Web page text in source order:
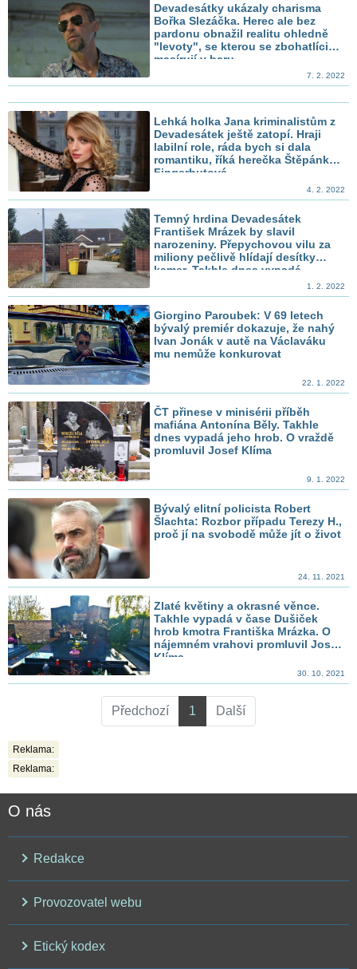
Devadesátky ukázaly charisma
Bořka Slezáčka. Herec ale bez
pardonu obnažil realitu ohledně
"levoty", se kterou se zbohatlíci
masírují v baru
7. 2. 2022
Lehká holka Jana kriminalistům z
Devadesátek ještě zatopí. Hraji
labilní role, ráda bych si dala
romantiku, říká herečka Štěpánka
Fingerhutová
4. 2. 2022
Temný hrdina Devadesátek
František Mrázek by slavil
narozeniny. Přepychovou vilu za
miliony pečlivě hlídají desítky
kamer. Takhle dnes vypadá
1. 2. 2022
Giorgino Paroubek: V 69 letech
bývalý premiér dokazuje, že nahý
Ivan Jonák v autě na Václaváku
mu nemůže konkurovat
22. 1. 2022
ČT přinese v minisérii příběh
mafiána Antonína Běly. Takhle
dnes vypadá jeho hrob. O vraždě
promluvil Josef Klíma
9. 1. 2022
Bývalý elitní policista Robert
Šlachta: Rozbor případu Terezy H.,
proč jí na svobodě může jít o život
24. 11. 2021
Zlaté květiny a okrasné věnce.
Takhle vypadá v čase Dušiček
hrob kmotra Františka Mrázka. O
nájemném vrahovi promluvil Josef
Klíma
30. 10. 2021
Předchozí 1 Další
Reklama:
Reklama:
O nás
Redakce
Provozovatel webu
Etický kodex